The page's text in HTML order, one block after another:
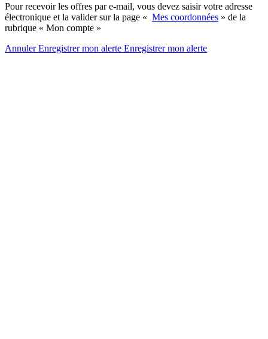
Pour recevoir les offres par e-mail, vous devez saisir votre adresse
électronique et la valider sur la page « Mes coordonnées » de la
rubrique « Mon compte »
AnnulerEnregistrer mon alerte Enregistrermon alerte